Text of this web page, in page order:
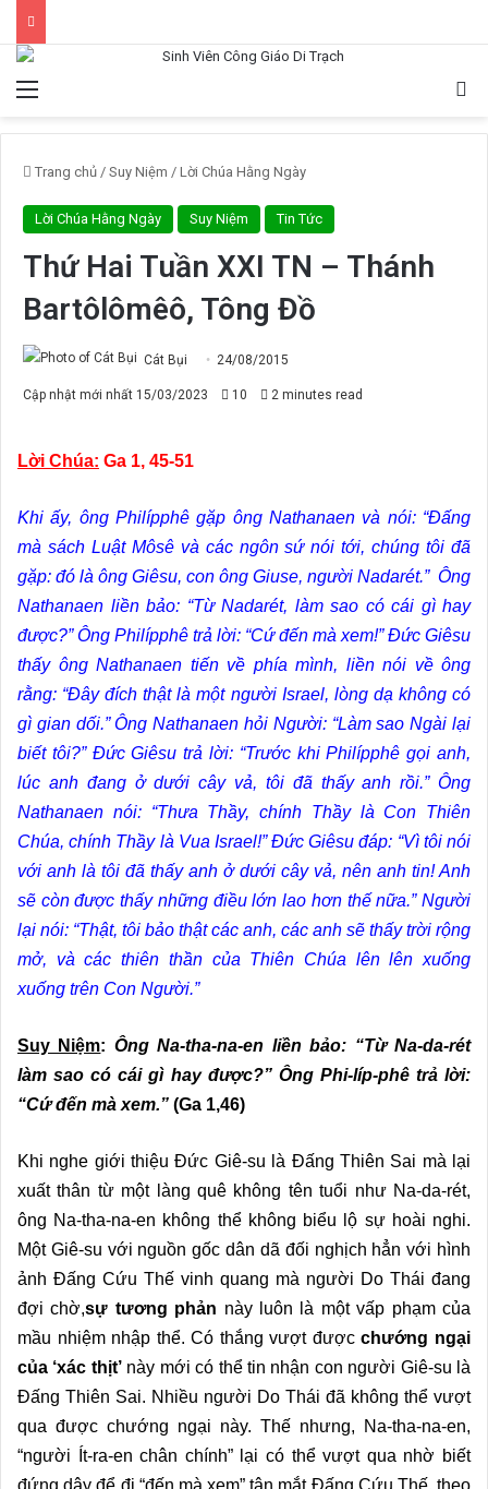
Menu
Trang chủ / Suy Niệm / Lời Chúa Hằng Ngày
Lời Chúa Hằng Ngày Suy Niệm Tin Tức
Thứ Hai Tuần XXI TN – Thánh
Bartôlômêô, Tông Đồ
Cát Bụi 24/08/2015
Cập nhật mới nhất 15/03/2023 10 2 minutes read
Lời Chúa: Ga 1, 45-51
Khi ấy, ông Philípphê gặp ông Nathanaen và nói: “Ðấng
mà sách Luật Môsê và các ngôn sứ nói tới, chúng tôi đã
gặp: đó là ông Giêsu, con ông Giuse, người Nadarét.” Ông
Nathanaen liền bảo: “Từ Nadarét, làm sao có cái gì hay
được?” Ông Philípphê trả lời: “Cứ đến mà xem!” Ðức Giêsu
thấy ông Nathanaen tiến về phía mình, liền nói về ông
rằng: “Ðây đích thật là một người Israel, lòng dạ không có
gì gian dối.” Ông Nathanaen hỏi Người: “Làm sao Ngài lại
biết tôi?” Ðức Giêsu trả lời: “Trước khi Philípphê gọi anh,
lúc anh đang ở dưới cây vả, tôi đã thấy anh rồi.” Ông
Nathanaen nói: “Thưa Thầy, chính Thầy là Con Thiên
Chúa, chính Thầy là Vua Israel!” Ðức Giêsu đáp: “Vì tôi nói
với anh là tôi đã thấy anh ở dưới cây vả, nên anh tin! Anh
sẽ còn được thấy những điều lớn lao hơn thế nữa.” Người
lại nói: “Thật, tôi bảo thật các anh, các anh sẽ thấy trời rộng
mở, và các thiên thần của Thiên Chúa lên lên xuống
xuống trên Con Người.”
Suy Niệm: Ông Na-tha-na-en liền bảo: “Từ Na-da-rét
làm sao có cái gì hay được?” Ông Phi-líp-phê trả lời:
“Cứ đến mà xem.” (Ga 1,46)
Khi nghe giới thiệu Đức Giê-su là Đấng Thiên Sai mà lại
xuất thân từ một làng quê không tên tuổi như Na-da-rét,
ông Na-tha-na-en không thể không biểu lộ sự hoài nghi.
Một Giê-su với nguồn gốc dân dã đối nghịch hẳn với hình
ảnh Đấng Cứu Thế vinh quang mà người Do Thái đang
đợi chờ,sự tương phản này luôn là một vấp phạm của
mầu nhiệm nhập thể. Có thắng vượt đượcchướng ngại
của ‘xác thịt’ này mới có thể tin nhận con người Giê-su là
Đấng Thiên Sai. Nhiều người Do Thái đã không thể vượt
qua được chướng ngại này. Thế nhưng, Na-tha-na-en,
“người Ít-ra-en chân chính” lại có thể vượt qua nhờ biết
đứng dậy để đi “đến mà xem” tận mắt Đấng Cứu Thế, theo